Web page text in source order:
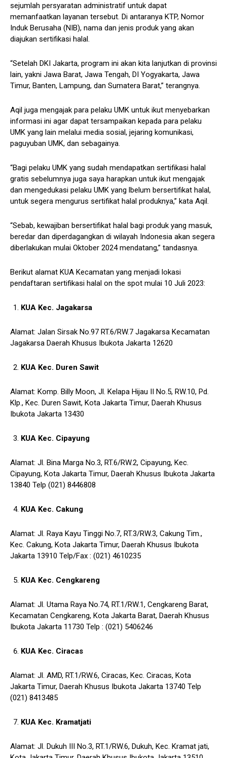
sejumlah persyaratan administratif untuk dapat
memanfaatkan layanan tersebut. Di antaranya KTP, Nomor
Induk Berusaha (NIB), nama dan jenis produk yang akan
diajukan sertifikasi halal.
“Setelah DKI Jakarta, program ini akan kita lanjutkan di provinsi
lain, yakni Jawa Barat, Jawa Tengah, DI Yogyakarta, Jawa
Timur, Banten, Lampung, dan Sumatera Barat,” terangnya.
Aqil juga mengajak para pelaku UMK untuk ikut menyebarkan
informasi ini agar dapat tersampaikan kepada para pelaku
UMK yang lain melalui media sosial, jejaring komunikasi,
paguyuban UMK, dan sebagainya.
“Bagi pelaku UMK yang sudah mendapatkan sertifikasi halal
gratis sebelumnya juga saya harapkan untuk ikut mengajak
dan mengedukasi pelaku UMK yang lbelum bersertifikat halal,
untuk segera mengurus sertifikat halal produknya,” kata Aqil.
“Sebab, kewajiban bersertifikat halal bagi produk yang masuk,
beredar dan diperdagangkan di wilayah Indonesia akan segera
diberlakukan mulai Oktober 2024 mendatang,” tandasnya.
Berikut alamat KUA Kecamatan yang menjadi lokasi
pendaftaran sertifikasi halal on the spot mulai 10 Juli 2023:
KUA Kec. Jagakarsa
Alamat: Jalan Sirsak No.97 RT.6/RW.7 Jagakarsa Kecamatan
Jagakarsa Daerah Khusus Ibukota Jakarta 12620
KUA Kec. Duren Sawit
Alamat: Komp. Billy Moon, Jl. Kelapa Hijau II No.5, RW.10, Pd.
Klp., Kec. Duren Sawit, Kota Jakarta Timur, Daerah Khusus
Ibukota Jakarta 13430
KUA Kec. Cipayung
Alamat: Jl. Bina Marga No.3, RT.6/RW.2, Cipayung, Kec.
Cipayung, Kota Jakarta Timur, Daerah Khusus Ibukota Jakarta
13840 Telp (021) 8446808
KUA Kec. Cakung
Alamat: Jl. Raya Kayu Tinggi No.7, RT.3/RW.3, Cakung Tim.,
Kec. Cakung, Kota Jakarta Timur, Daerah Khusus Ibukota
Jakarta 13910 Telp/Fax : (021) 4610235
KUA Kec. Cengkareng
Alamat: Jl. Utama Raya No.74, RT.1/RW.1, Cengkareng Barat,
Kecamatan Cengkareng, Kota Jakarta Barat, Daerah Khusus
Ibukota Jakarta 11730 Telp : (021) 5406246
KUA Kec. Ciracas
Alamat: Jl. AMD, RT.1/RW.6, Ciracas, Kec. Ciracas, Kota
Jakarta Timur, Daerah Khusus Ibukota Jakarta 13740 Telp
(021) 8413485
KUA Kec. Kramatjati
Alamat: Jl. Dukuh III No.3, RT.1/RW.6, Dukuh, Kec. Kramat jati,